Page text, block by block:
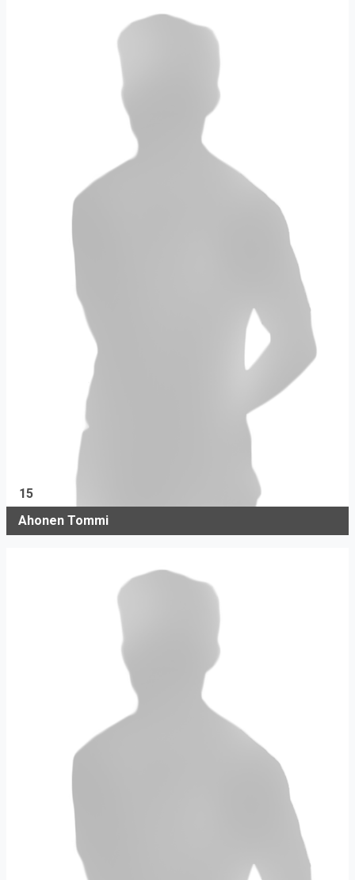
15
Ahonen Tommi